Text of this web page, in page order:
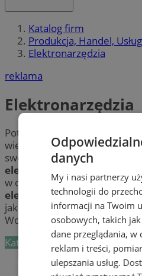
Katalog firm
Produkcja, Handel,
Elektronarzędzia
reklama
Elektronarzędzia
Potrzebujesz
wiertarki, szlifierki lub piły?
swoim asortymencie posiadają
elektronarzędzia
w mieście
w okolicy Wodzisławia, w
elektronarzędziazarówno
jak i domowego. Wybierz
Wodzisławiu i zaopatrz się w
Kategoria nie zawiera
Dodaj firmę
danych
My i nasi partnerzy
technologii do
informacji na Twoim
osobowych, takich
dane przeglądania,
reklam i treści,
ulepszania usług.